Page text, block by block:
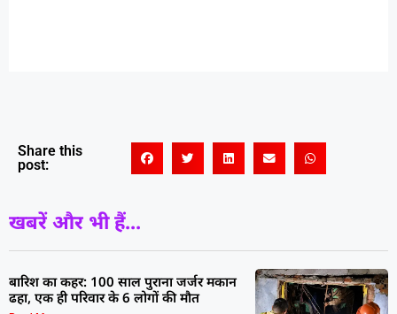
Share this
post:
खबरें और भी हैं...
बारिश का कहर: 100 साल पुराना जर्जर मकान
ढहा, एक ही परिवार के 6 लोगों की मौत